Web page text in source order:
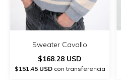
Sweater Cavallo
$168.28 USD
$151.45 USDcon transferencia